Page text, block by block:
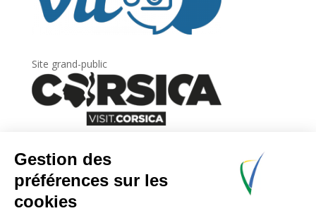
Site grand-public
Newsletter
Inscrivez-vous àla lettre d’information
l’Agence du tourisme de la Corse.